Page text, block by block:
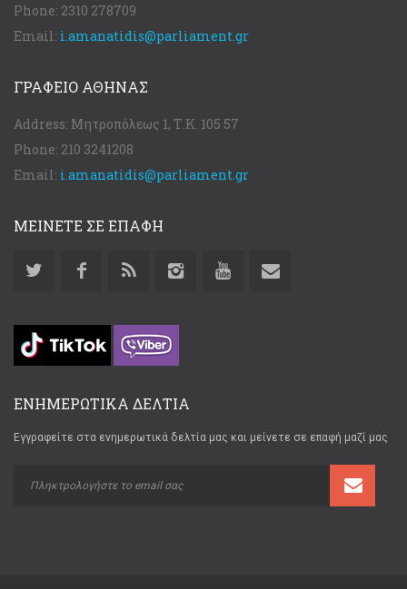
Phone: 2310 278709
Email: i.amanatidis@parliament.gr
ΓΡΑΦΕΊΟ ΑΘΉΝΑΣ
Address: Μητροπόλεως 1, Τ.Κ. 105 57
Phone: 210 3241208
Email: i.amanatidis@parliament.gr
ΜΕΙΝΕΤΕ ΣΕ ΕΠΑΦΗ
ΕΝΗΜΕΡΩΤΙΚΑ ΔΕΛΤΙΑ
Εγγραφείτε στα ενημερωτικά δελτία μας και μείνετε σε επαφή μαζί μας